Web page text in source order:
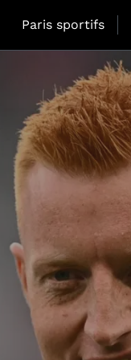
Paris sportifs